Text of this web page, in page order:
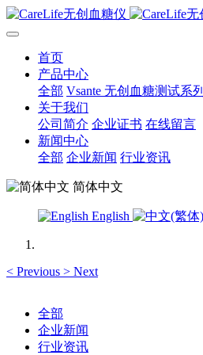
首页
产品中心
全部 Vsante 无创血糖测试系列
关于我们
公司简介 企业证书 在线留言
新闻中心
全部 企业新闻 行业资讯
简体中文
English
< Previous > Next
全部
企业新闻
行业资讯